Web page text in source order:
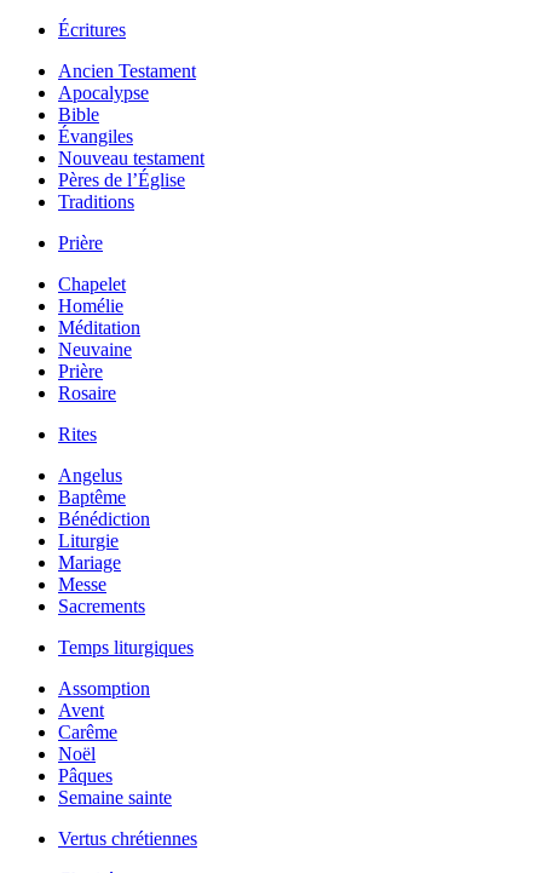
Écritures
Ancien Testament
Apocalypse
Bible
Évangiles
Nouveau testament
Pères de l’Église
Traditions
Prière
Chapelet
Homélie
Méditation
Neuvaine
Prière
Rosaire
Rites
Angelus
Baptême
Bénédiction
Liturgie
Mariage
Messe
Sacrements
Temps liturgiques
Assomption
Avent
Carême
Noël
Pâques
Semaine sainte
Vertus chrétiennes